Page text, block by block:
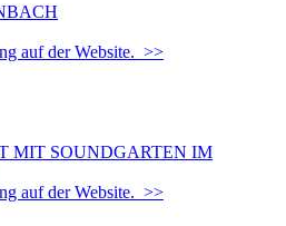
auf der Website. >>
MIT SOUNDGARTEN IM
auf der Website. >>